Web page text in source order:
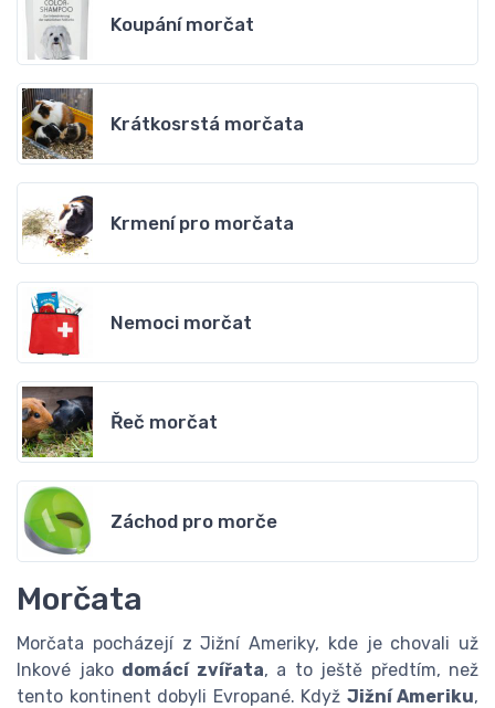
Koupání morčat
Krátkosrstá morčata
Krmení pro morčata
Nemoci morčat
Řeč morčat
Záchod pro morče
Morčata
Morčata pocházejí z Jižní Ameriky, kde je chovali už
Inkové jako domácí zvířata, a to ještě předtím, než
tento kontinent dobyli Evropané. Když Jižní Ameriku,